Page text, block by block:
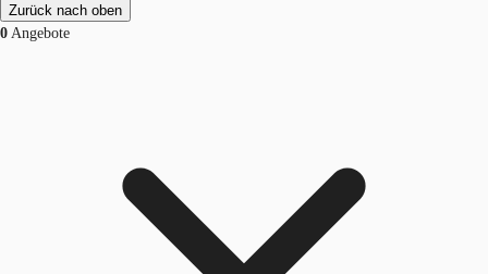
Zurück nach oben
0 Angebote